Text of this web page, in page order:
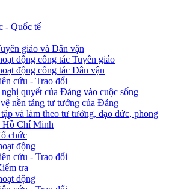
- Quốc tế
giáo và Dân vận
động công tác Tuyên giáo
động công tác Dân vận
cứu - Trao đổi
quyết của Đảng vào cuộc sống
nền tảng tư tưởng của Đảng
và làm theo tư tưởng, đạo đức, phong
Hồ Chí Minh
chức
động
cứu - Trao đổi
tra
động